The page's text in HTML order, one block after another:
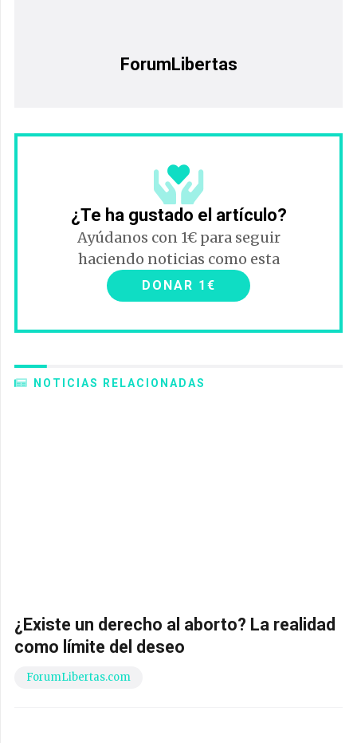
ForumLibertas
¿Te ha gustado el artículo?
Ayúdanos con 1€ para seguir
haciendo noticias como esta
DONAR 1€
NOTICIAS RELACIONADAS
¿Existe un derecho al aborto? La realidad
como límite del deseo
ForumLibertas.com